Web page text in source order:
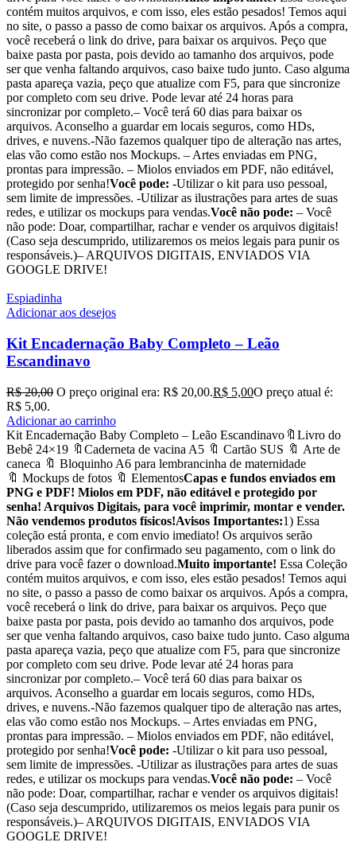
contém muitos arquivos, e com isso, eles estão pesados! Temos aqui
no site, o passo a passo de como baixar os arquivos. Após a compra,
você receberá o link do drive, para baixar os arquivos. Peço que
baixe pasta por pasta, pois devido ao tamanho dos arquivos, pode
ser que venha faltando arquivos, caso baixe tudo junto. Caso alguma
pasta apareça vazia, peço que atualize com F5, para que sincronize
por completo com seu drive. Pode levar até 24 horas para
sincronizar por completo.– Você terá 60 dias para baixar os
arquivos. Aconselho a guardar em locais seguros, como HDs,
drives, e nuvens.-Não fazemos qualquer tipo de alteração nas artes,
elas vão como estão nos Mockups. – Artes enviadas em PNG,
prontas para impressão. – Miolos enviados em PDF, não editável,
protegido por senha!Você pode: -Utilizar o kit para uso pessoal,
sem limite de impressões. -Utilizar as ilustrações para artes de suas
redes, e utilizar os mockups para vendas.Você não pode: – Você
não pode: Doar, compartilhar, rachar e vender os arquivos digitais!
(Caso seja descumprido, utilizaremos os meios legais para punir os
responsáveis.)– ARQUIVOS DIGITAIS, ENVIADOS VIA
GOOGLE DRIVE!
Espiadinha
Adicionar aos desejos
Kit Encadernação Baby Completo – Leão
Escandinavo
R$20,00 O preço original era: R$ 20,00.R$ 5,00O preço atual é:
R$ 5,00.
Adicionar ao carrinho
Kit Encadernação Baby Completo – Leão Escandinavo🔖Livro do
Bebê 24×19 🔖Caderneta de vacina A5 🔖 Cartão SUS 🔖 Arte de
caneca 🔖 Bloquinho A6 para lembrancinha de maternidade
🔖 Mockups de fotos 🔖 ElementosCapas e fundos enviados em
PNG e PDF! Miolos em PDF, não editável e protegido por
senha! Arquivos Digitais, para você imprimir, montar e vender.
Não vendemos produtos físicos!Avisos Importantes:1) Essa
coleção está pronta, e com envio imediato! Os arquivos serão
liberados assim que for confirmado seu pagamento, com o link do
drive para você fazer o download.Muito importante! Essa Coleção
contém muitos arquivos, e com isso, eles estão pesados! Temos aqui
no site, o passo a passo de como baixar os arquivos. Após a compra,
você receberá o link do drive, para baixar os arquivos. Peço que
baixe pasta por pasta, pois devido ao tamanho dos arquivos, pode
ser que venha faltando arquivos, caso baixe tudo junto. Caso alguma
pasta apareça vazia, peço que atualize com F5, para que sincronize
por completo com seu drive. Pode levar até 24 horas para
sincronizar por completo.– Você terá 60 dias para baixar os
arquivos. Aconselho a guardar em locais seguros, como HDs,
drives, e nuvens.-Não fazemos qualquer tipo de alteração nas artes,
elas vão como estão nos Mockups. – Artes enviadas em PNG,
prontas para impressão. – Miolos enviados em PDF, não editável,
protegido por senha!Você pode: -Utilizar o kit para uso pessoal,
sem limite de impressões. -Utilizar as ilustrações para artes de suas
redes, e utilizar os mockups para vendas.Você não pode: – Você
não pode: Doar, compartilhar, rachar e vender os arquivos digitais!
(Caso seja descumprido, utilizaremos os meios legais para punir os
responsáveis.)– ARQUIVOS DIGITAIS, ENVIADOS VIA
GOOGLE DRIVE!